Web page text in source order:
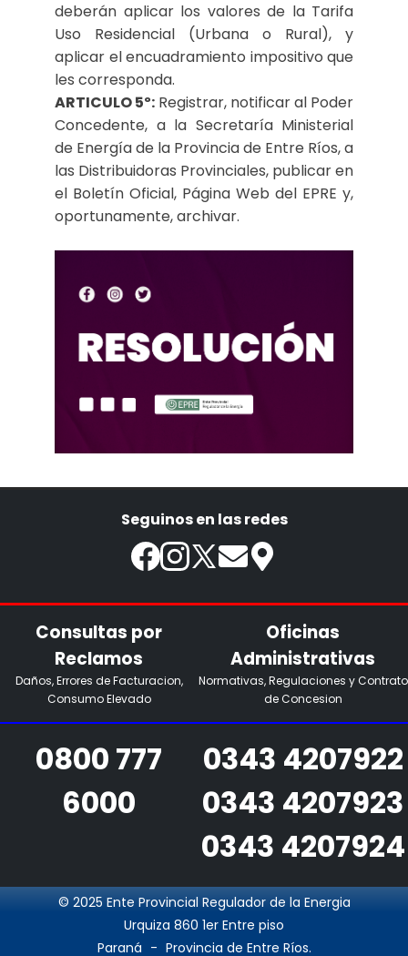
deberán aplicar los valores de la Tarifa
Uso Residencial (Urbana o Rural), y
aplicar el encuadramiento impositivo que
les corresponda.
ARTICULO 5º: Registrar, notificar al Poder
Concedente, a la Secretaría Ministerial
de Energía de la Provincia de Entre Ríos, a
las Distribuidoras Provinciales, publicar en
el Boletín Oficial, Página Web del EPRE y,
oportunamente, archivar.
Seguinos en las redes
Consultas por
Reclamos
Daños, Errores de Facturacion,
Consumo Elevado
0800 777
6000
Oficinas
Administrativas
Normativas, Regulaciones y Contrato
de Concesion
0343 4207922
0343 4207923
0343 4207924
© 2025 Ente Provincial Regulador de la Energia
Urquiza 860 1er Entre piso
Paraná - Provincia de Entre Ríos.